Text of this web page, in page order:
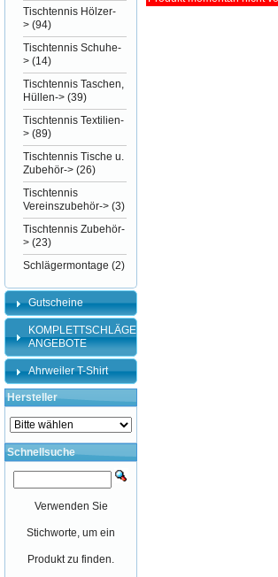
Tischtennis Hölzer-
> (94)
Tischtennis Schuhe-
> (14)
Tischtennis Taschen,
Hüllen-> (39)
Tischtennis Textilien-
> (89)
Tischtennis Tische u.
Zubehör-> (26)
Tischtennis
Vereinszubehör-> (3)
Tischtennis Zubehör-
> (23)
Schlägermontage (2)
Gutscheine
KOMPLETTSCHLÄGER-
ANGEBOTE
Ahrweiler T-Shirt
Hersteller
Schnellsuche
Verwenden Sie
Stichworte, um ein
Produkt zu finden.